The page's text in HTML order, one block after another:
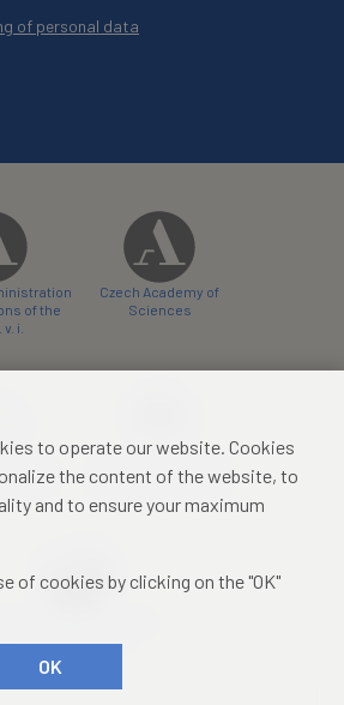
of personal data
of the
i.
Czech Academy of
Sciences
centre
konferenční centrum
to operate our website. Cookies
the content of the website, to
and to ensure your maximum
of cookies by clicking on the "OK"
OK